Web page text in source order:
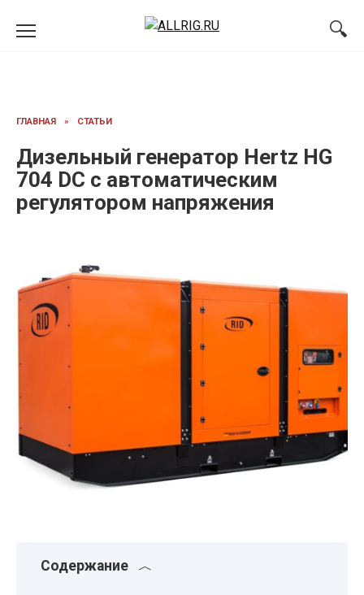
ГЛАВНАЯ » СТАТЬИ
Дизельный генератор Hertz HG
704 DC с автоматическим
регулятором напряжения
Содержание